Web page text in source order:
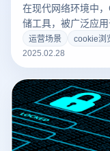
在现代网络环境中
储工具，被广泛应
场景。通过在用户
助网站识别用户身
而，随着隐私保护
面临着数据泄露、
这些问题，云登虚
防关联机制以及虚
储和管理进行了全
和安全性。
运营场景
cookie浏
2025.02.28